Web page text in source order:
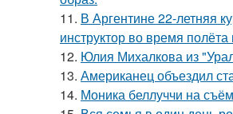
11. В Аргентине 22-летняя
инструктор во время
12. Юлия Михалкова из
13. Американец объездил
14. Моника беллуччи на